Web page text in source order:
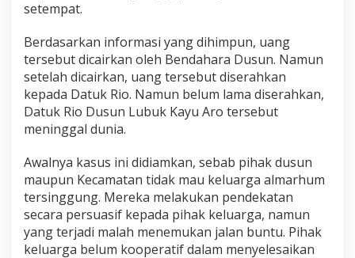
setempat.
Berdasarkan informasi yang dihimpun, uang
tersebut dicairkan oleh Bendahara Dusun. Namun
setelah dicairkan, uang tersebut diserahkan
kepada Datuk Rio. Namun belum lama diserahkan,
Datuk Rio Dusun Lubuk Kayu Aro tersebut
meninggal dunia.
Awalnya kasus ini didiamkan, sebab pihak dusun
maupun Kecamatan tidak mau keluarga almarhum
tersinggung. Mereka melakukan pendekatan
secara persuasif kepada pihak keluarga, namun
yang terjadi malah menemukan jalan buntu. Pihak
keluarga belum kooperatif dalam menyelesaikan